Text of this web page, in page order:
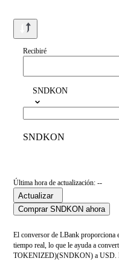
Recibiré
SNDKON
SNDKON
Última hora de actualización: --
Actualizar
Comprar SNDKON ahora
El conversor de LBank
tiempo real, lo que le ayuda a
TOKENIZED)(SNDKON) a USD.